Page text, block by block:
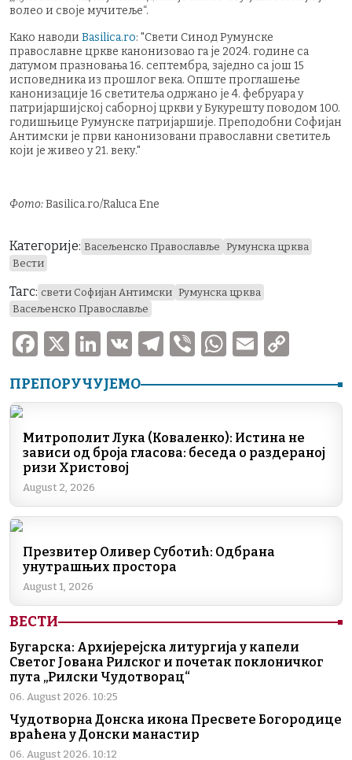
волео и своје мучитеље“.
Како наводи Basilica.ro: "Свети Синод Румунске
православне цркве канонизовао га је 2024. године са
датумом празновања 16. септембра, заједно са још 15
исповедника из прошлог века. Опште проглашење
канонизације 16 светитеља одржано је 4. фебруара у
патријаршијској саборној цркви у Букурешту поводом 100.
годишњице Румунске патријаршије. Преподобни Софијан
Антимски је први канонизовани православни светитељ
који је живео у 21. веку."
Фото:Basilica.ro/Raluca Ene
Категорије: Васељенско Православље Румунска црква
Вести
Тагс: свети Софијан Антимски Румунска црква
Васељенско Православље
F
c
b
o
o
k
X
Li
k
dI
n
V
T
e
a
V
er
W
at
A
p
E
ai p
Li
n
ПРЕПОРУЧУЈЕМО
Митрополит Лука (Коваленко): Истина не
зависи од броја гласова: беседа о раздераној
ризи Христовој
August 2, 2026
Презвитер Оливер Суботић: Одбрана
унутрашњих простора
August 1, 2026
ВЕСТИ
Бугарска: Архијерејска литургија у капели
Светог Јована Рилског и почетак поклоничког
пута „Рилски Чудотворац“
06. August 2026. 10:25
Чудотворна Донска икона Пресвете Богородице
враћена у Донски манастир
06. August 2026. 10:12